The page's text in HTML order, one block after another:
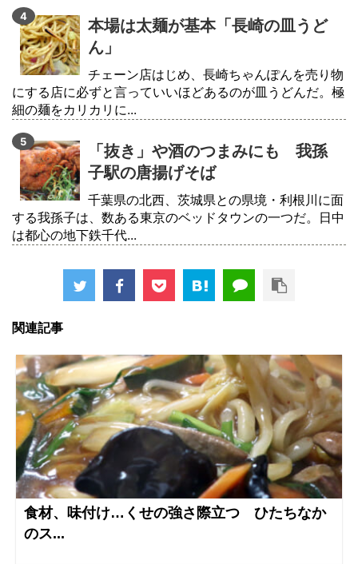
本場は太麺が基本「長崎の皿うど
ん」
チェーン店はじめ、長崎ちゃんぽんを売り物
にする店に必ずと言っていいほどあるのが皿うどんだ。極
細の麺をカリカリに...
「抜き」や酒のつまみにも 我孫
子駅の唐揚げそば
千葉県の北西、茨城県との県境・利根川に面
する我孫子は、数ある東京のベッドタウンの一つだ。日中
は都心の地下鉄千代...
関連記事
食材、味付け…くせの強さ際立つ ひたちなか
のス...